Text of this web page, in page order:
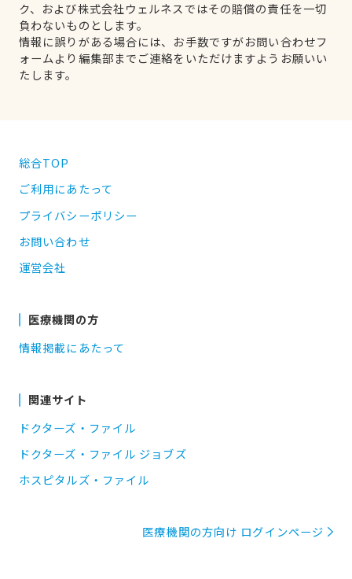
ク、および株式会社ウェルネスではその賠償の責任を一切
負わないものとします。
情報に誤りがある場合には、お手数ですがお問い合わせフ
ォームより編集部までご連絡をいただけますようお願いい
たします。
総合TOP
ご利用にあたって
プライバシーポリシー
お問い合わせ
運営会社
医療機関の方
情報掲載にあたって
関連サイト
ドクターズ・ファイル
ドクターズ・ファイル ジョブズ
ホスピタルズ・ファイル
医療機関の方向け ログインページ